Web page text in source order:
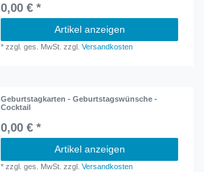
0,00 € *
Artikel anzeigen
*zzgl. ges. MwSt. zzgl.Versandkosten
Geburtstagkarten - Geburtstagswünsche -
Cocktail
0,00 € *
Artikel anzeigen
*zzgl. ges. MwSt. zzgl.Versandkosten